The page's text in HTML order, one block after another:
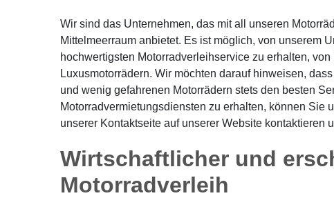
Wir sind das Unternehmen, das mit all unseren
Mittelmeerraum anbietet. Es ist möglich, von unserem
hochwertigsten Motorradverleihservice zu erhalten,
Luxusmotorrädern. Wir möchten darauf hinweisen,
und wenig gefahrenen Motorrädern stets den besten
Motorradvermietungsdiensten zu erhalten, können Sie
unserer Kontaktseite auf unserer Website kontaktieren
Wirtschaftlicher und
Motorradverleih